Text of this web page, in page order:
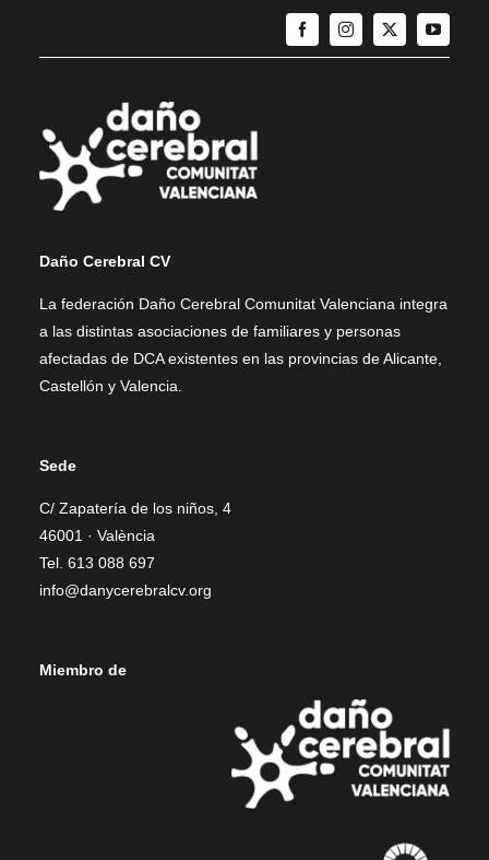
Daño Cerebral CV
La federación Daño Cerebral Comunitat Valenciana integra
a las distintas asociaciones de familiares y personas
afectadas de DCA existentes en las provincias de Alicante,
Castellón y Valencia.
Sede
C/ Zapatería de los niños, 4
46001 · València
Tel. 613 088 697
info@danycerebralcv.org
Miembro de